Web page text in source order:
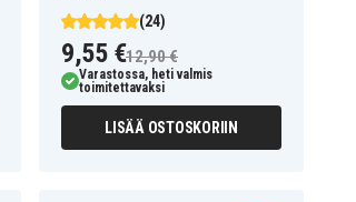
(24)
9,55 €12,90 €
Varastossa, heti valmis
toimitettavaksi
LISÄÄ OSTOSKORIIN